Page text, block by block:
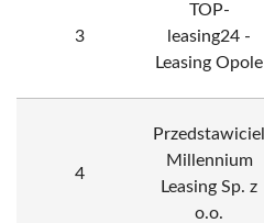
3
TOP-
leasing24 -
Leasing Opole
4
Przedstawiciel
Millennium
Leasing Sp. z
o.o.